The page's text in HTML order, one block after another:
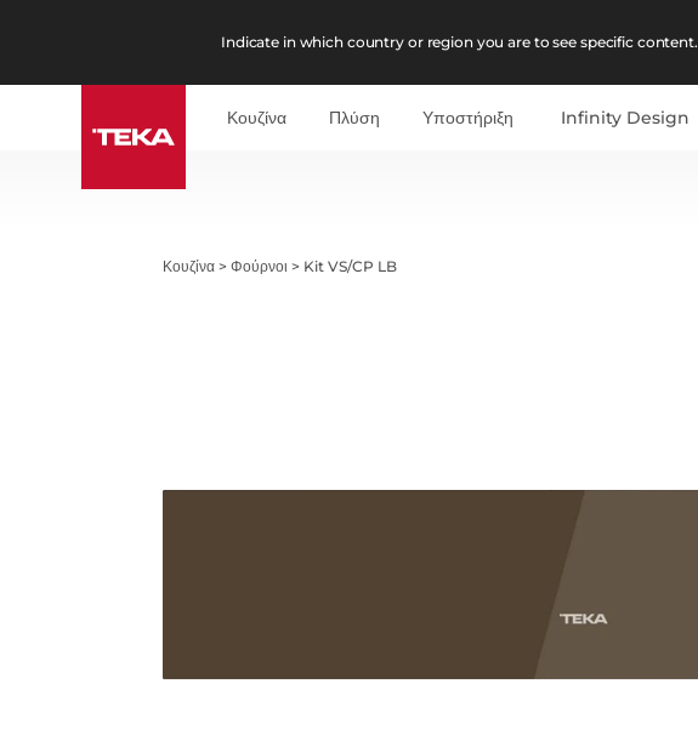
Indicate in which country or region you are to see specific content.
Κουζίνα Πλύση Υποστήριξη Infinity Design
Κουζίνα >Φούρνοι > Kit VS/CP LB